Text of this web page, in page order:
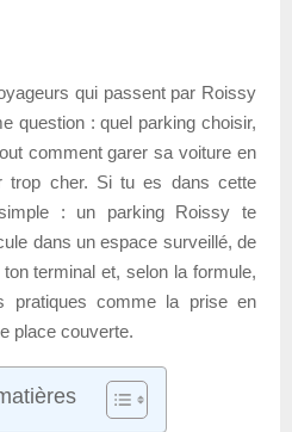
qui passent par Roissy
question : quel parking choisir,
comment garer sa voiture en
trop cher. Si tu es dans cette
: un parking Roissy te
dans un espace surveillé, de
terminal et, selon la formule,
pratiques comme la prise en
place couverte.